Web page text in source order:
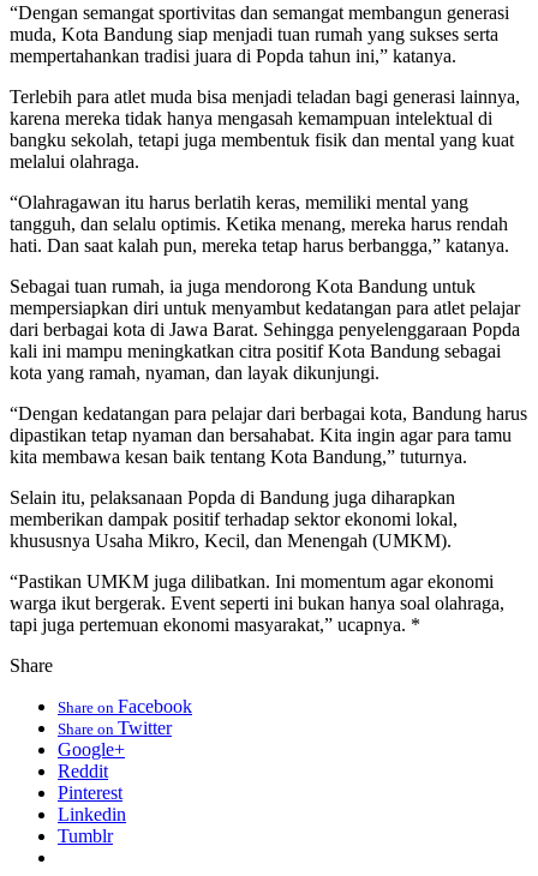
“Dengan semangat sportivitas dan semangat membangun generasi
muda, Kota Bandung siap menjadi tuan rumah yang sukses serta
mempertahankan tradisi juara di Popda tahun ini,” katanya.
Terlebih para atlet muda bisa menjadi teladan bagi generasi lainnya,
karena mereka tidak hanya mengasah kemampuan intelektual di
bangku sekolah, tetapi juga membentuk fisik dan mental yang kuat
melalui olahraga.
“Olahragawan itu harus berlatih keras, memiliki mental yang
tangguh, dan selalu optimis. Ketika menang, mereka harus rendah
hati. Dan saat kalah pun, mereka tetap harus berbangga,” katanya.
Sebagai tuan rumah, ia juga mendorong Kota Bandung untuk
mempersiapkan diri untuk menyambut kedatangan para atlet pelajar
dari berbagai kota di Jawa Barat. Sehingga penyelenggaraan Popda
kali ini mampu meningkatkan citra positif Kota Bandung sebagai
kota yang ramah, nyaman, dan layak dikunjungi.
“Dengan kedatangan para pelajar dari berbagai kota, Bandung harus
dipastikan tetap nyaman dan bersahabat. Kita ingin agar para tamu
kita membawa kesan baik tentang Kota Bandung,” tuturnya.
Selain itu, pelaksanaan Popda di Bandung juga diharapkan
memberikan dampak positif terhadap sektor ekonomi lokal,
khususnya Usaha Mikro, Kecil, dan Menengah (UMKM).
“Pastikan UMKM juga dilibatkan. Ini momentum agar ekonomi
warga ikut bergerak. Event seperti ini bukan hanya soal olahraga,
tapi juga pertemuan ekonomi masyarakat,” ucapnya. *
Share
Share on Facebook
Share on Twitter
Google+
Reddit
Pinterest
Linkedin
Tumblr